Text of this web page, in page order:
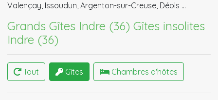
Valençay, Issoudun, Argenton-sur-Creuse, Déols …
Grands Gîtes Indre (36) Gîtes insolites
Indre (36)
Tout Gîtes Chambres d'hôtes